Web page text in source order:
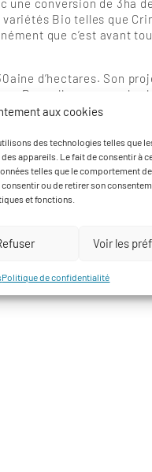
aux cookies
des technologies telles que
appareils. Le fait de consentir à
telles que le comportement
ou de retirer son
et fonctions.
Voir les
Politique de confidentialité
conversion de 3ha
Bio telles que
que c’est avant
d’hectares. Son
Pour aller encore
est en
Le but étant de
et les nouvelles